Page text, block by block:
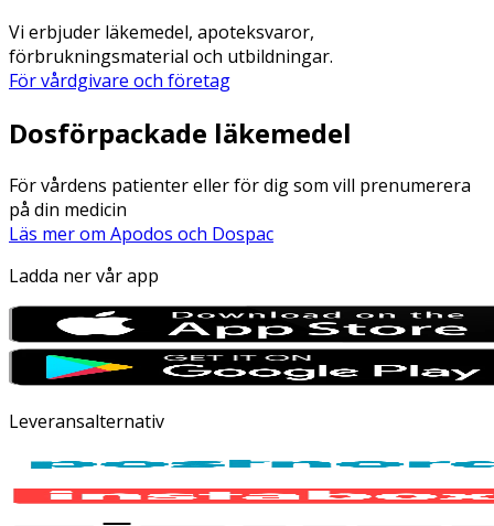
Vi erbjuder läkemedel, apoteksvaror,
förbrukningsmaterial och utbildningar.
För vårdgivare och företag
Dosförpackade läkemedel
För vårdens patienter eller för dig som vill prenumerera
på din medicin
Läs mer om Apodos och Dospac
Ladda ner vår app
Leveransalternativ